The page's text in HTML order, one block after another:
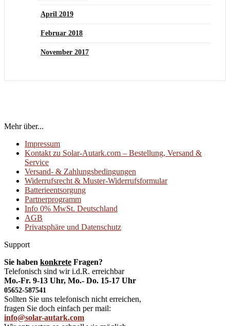
April 2019
Februar 2018
November 2017
Mehr über...
Impressum
Kontakt zu Solar-Autark.com – Bestellung, Versand &
Service
Versand- & Zahlungsbedingungen
Widerrufsrecht & Muster-Widerrufsformular
Batterieentsorgung
Partnerprogramm
Info 0% MwSt. Deutschland
AGB
Privatsphäre und Datenschutz
Support
Sie haben konkrete Fragen?
Telefonisch sind wir i.d.R. erreichbar
Mo.-Fr. 9-13 Uhr, Mo.- Do. 15-17 Uhr
05652-587541
Sollten Sie uns telefonisch nicht erreichen,
fragen Sie doch einfach per mail:
info@solar-autark.com